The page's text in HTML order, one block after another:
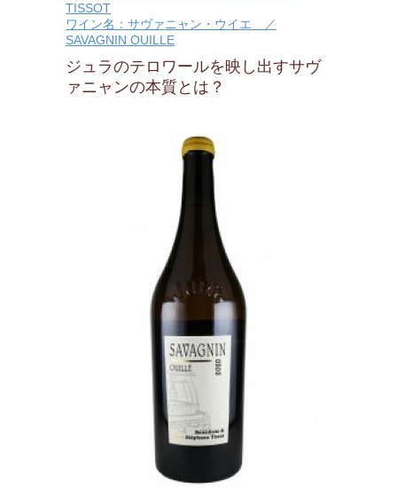
TISSOT
ワイン名：サヴァニャン・ウイエ ／
SAVAGNIN OUILLE
ジュラのテロワールを映し出すサヴ
ァニャンの本質とは？